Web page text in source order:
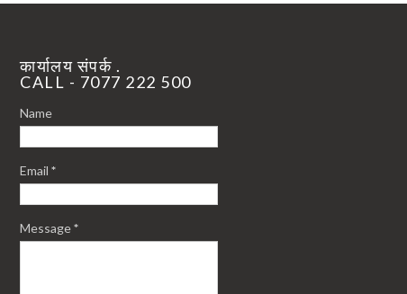
कार्यालय संपर्क .
CALL - 7077 222 500
Name
Email *
Message*